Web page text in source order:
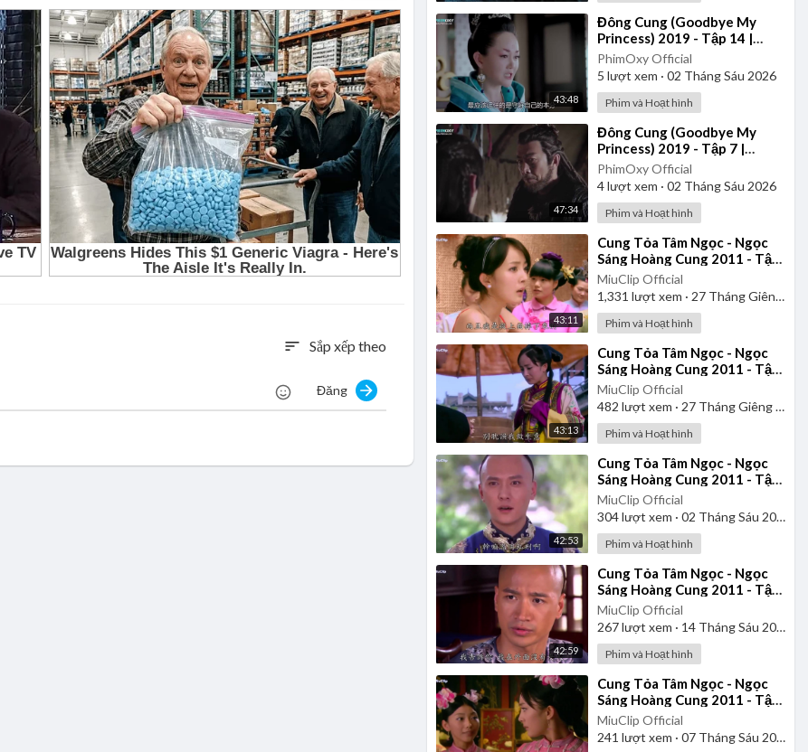
43:48
⁣Đông Cung (Goodbye My
Princess) 2019 - Tập 14 |
Thuyết Minh
PhimOxy Official
5 lượt xem · 02 Tháng Sáu 2026
Phim và Hoạt hình
47:34
⁣Đông Cung (Goodbye My
Princess) 2019 - Tập 7 |
Thuyết Minh
PhimOxy Official
4lượt xem · 02 Tháng Sáu 2026
Phim và Hoạt hình
43:11
⁣Cung Tỏa Tâm Ngọc - Ngọc
Sáng Hoàng Cung 2011 - Tập
1 | Thuyết Minh
MiuClip Official
1,331 lượt xem · 27 Tháng Giêng 2025
Phim và Hoạt hình
43:13
⁣Cung Tỏa Tâm Ngọc - Ngọc
Sáng Hoàng Cung 2011 - Tập
2 | Thuyết Minh
MiuClip Official
482 lượt xem · 27 Tháng Giêng 2025
Phim và Hoạt hình
42:53
⁣Cung Tỏa Tâm Ngọc - Ngọc
Sáng Hoàng Cung 2011 - Tập
3 | Thuyết Minh
MiuClip Official
304lượt xem · 02 Tháng Sáu 2025
Phim và Hoạt hình
42:59
⁣Cung Tỏa Tâm Ngọc - Ngọc
Sáng Hoàng Cung 2011 - Tập
15 | Thuyết Minh
MiuClip Official
267lượt xem · 14 Tháng Sáu 2025
Phim và Hoạt hình
⁣Cung Tỏa Tâm Ngọc - Ngọc
Sáng Hoàng Cung 2011 - Tập
4 | Thuyết Minh
MiuClip Official
241 lượt xem · 07 Tháng Sáu 2025
sort Sắp xếp theo
Đăng